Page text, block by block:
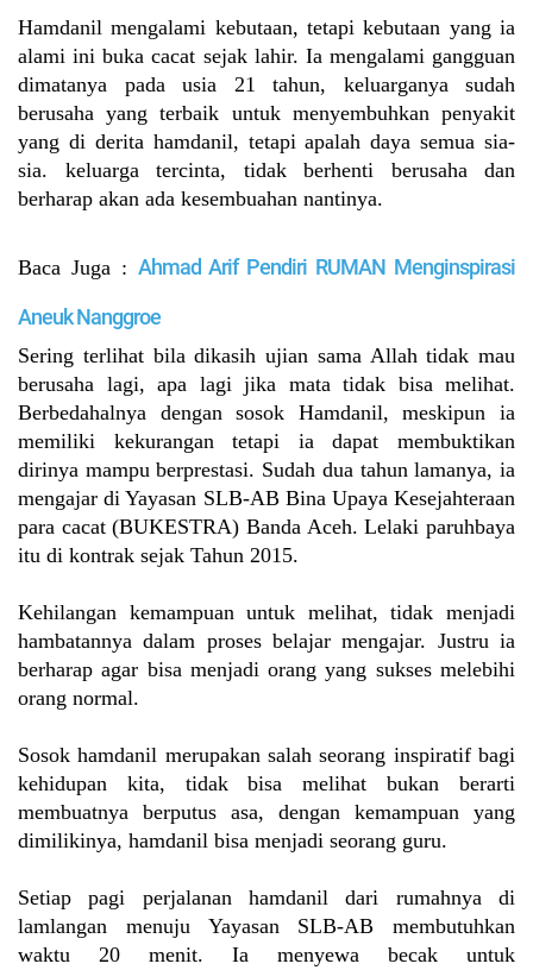
Hamdanil mengalami kebutaan, tetapi kebutaan yang ia
alami ini buka cacat sejak lahir. Ia mengalami gangguan
dimatanya pada usia 21 tahun, keluarganya sudah
berusaha yang terbaik untuk menyembuhkan penyakit
yang di derita hamdanil, tetapi apalah daya semua sia-
sia. keluarga tercinta, tidak berhenti berusaha dan
berharap akan ada kesembuahan nantinya.
Baca Juga : Ahmad Arif Pendiri RUMAN Menginspirasi
Aneuk Nanggroe
Sering terlihat bila dikasih ujian sama Allah tidak mau
berusaha lagi, apa lagi jika mata tidak bisa melihat.
Berbedahalnya dengan sosok Hamdanil, meskipun ia
memiliki kekurangan tetapi ia dapat membuktikan
dirinya mampu berprestasi. Sudah dua tahun lamanya, ia
mengajar di Yayasan SLB-AB Bina Upaya Kesejahteraan
para cacat (BUKESTRA) Banda Aceh. Lelaki paruhbaya
itu di kontrak sejak Tahun 2015.
Kehilangan kemampuan untuk melihat, tidak menjadi
hambatannya dalam proses belajar mengajar. Justru ia
berharap agar bisa menjadi orang yang sukses melebihi
orang normal.
Sosok hamdanil merupakan salah seorang inspiratif bagi
kehidupan kita, tidak bisa melihat bukan berarti
membuatnya berputus asa, dengan kemampuan yang
dimilikinya, hamdanil bisa menjadi seorang guru.
Setiap pagi perjalanan hamdanil dari rumahnya di
lamlangan menuju Yayasan SLB-AB membutuhkan
waktu 20 menit. Ia menyewa becak untuk